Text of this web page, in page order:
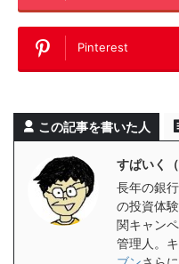
Pinterest
この記事を書いた人
すぱいく
長年の銀
の投資体
関キャン
管理人。